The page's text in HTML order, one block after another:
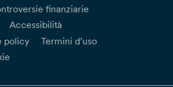
finanziarie
Accessibilità
policy
Termini d’uso